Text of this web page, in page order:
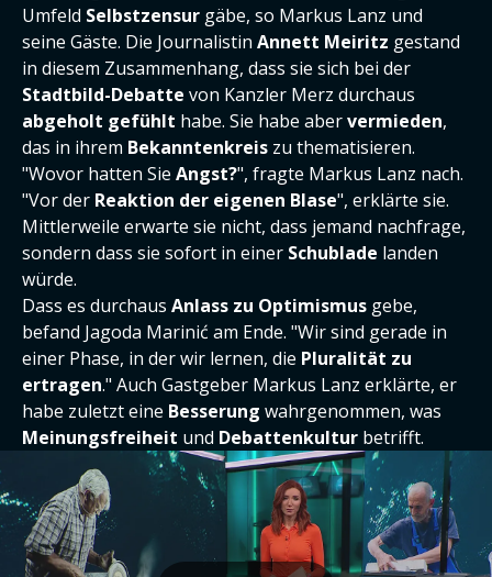
Umfeld Selbstzensur gäbe, so Markus Lanz und
seine Gäste. Die Journalistin Annett Meiritz gestand
in diesem Zusammenhang, dass sie sich bei der
Stadtbild-Debatte von Kanzler Merz durchaus
abgeholt gefühlt habe. Sie habe abervermieden,
das in ihrem Bekanntenkreis zu thematisieren.
"Wovor hatten Sie Angst?", fragte Markus Lanz nach.
"Vor der Reaktion der eigenen Blase", erklärte sie.
Mittlerweile erwarte sie nicht, dass jemand nachfrage,
sondern dass sie sofort in einer Schublade landen
würde.
Dass es durchaus Anlass zu Optimismus gebe,
befand Jagoda Marinić am Ende. "Wir sind gerade in
einer Phase, in der wir lernen, die Pluralität zu
ertragen." Auch Gastgeber Markus Lanz erklärte, er
habe zuletzt eine Besserung wahrgenommen, was
Meinungsfreiheit und Debattenkultur betrifft.